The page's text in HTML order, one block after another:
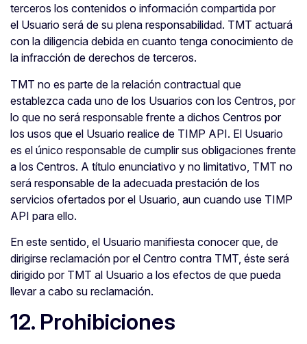
terceros los contenidos o información compartida por
el Usuario será de su plena responsabilidad. TMT actuará
con la diligencia debida en cuanto tenga conocimiento de
la infracción de derechos de terceros.
TMT no es parte de la relación contractual que
establezca cada uno de los Usuarios con los Centros, por
lo que no será responsable frente a dichos Centros por
los usos que el Usuario realice de TIMP API. El Usuario
es el único responsable de cumplir sus obligaciones frente
a los Centros. A título enunciativo y no limitativo, TMT no
será responsable de la adecuada prestación de los
servicios ofertados por el Usuario, aun cuando use TIMP
API para ello.
En este sentido, el Usuario manifiesta conocer que, de
dirigirse reclamación por el Centro contra TMT, éste será
dirigido por TMT al Usuario a los efectos de que pueda
llevar a cabo su reclamación.
12. Prohibiciones